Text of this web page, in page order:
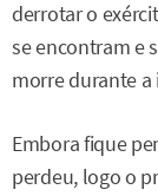
derrotar o
se encontram e
morre durante a
Embora fique
perdeu, logo o